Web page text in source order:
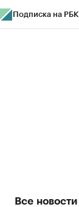
Подписка на РБК
Все новости